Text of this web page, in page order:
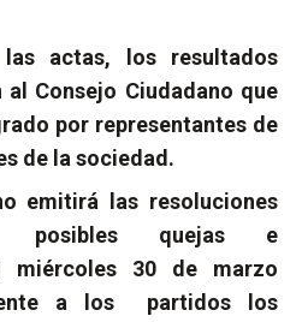
actas, los resultados
Consejo Ciudadano que
por representantes de
de la sociedad.
emitirá las resoluciones
posibles quejas e
miércoles 30 de marzo
a los partidos los